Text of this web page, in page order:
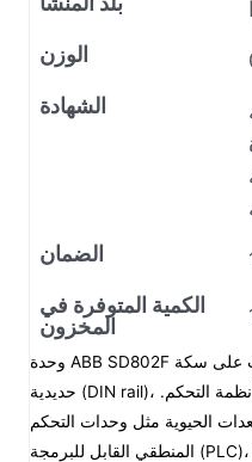
الوزن
الشهادة
الضمان
الكمية المتوفرة في
المخزون
وحدة ABB SD802F هي وحدة إمداد طاقة عالية الأداء تُثبَّت على سكة
حديدية (DIN rail)، مصممة للأنظمة الصناعية الآلية وأنظمة التحكم.
الحيوية مثل وحدات التحكم
المنطقي القابل للبرمجة (PLC)، ووحدات الإدخال/الإخراج (I/O)،